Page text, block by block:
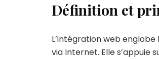
Définition et
L’intégration web
via Internet. Elle s’appuie